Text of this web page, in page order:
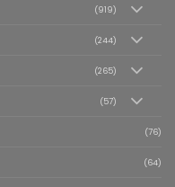
(919)
(244)
(265)
(57)
(76)
(64)